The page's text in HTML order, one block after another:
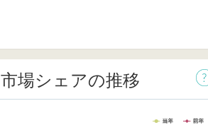
市場シェアの推移